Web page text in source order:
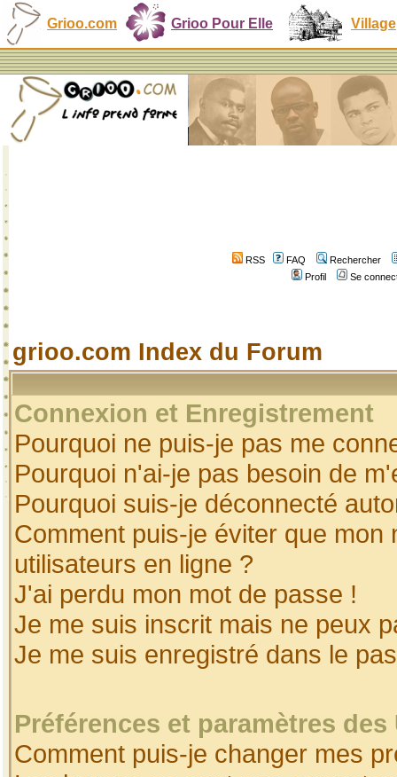
Grioo.com Grioo Pour Elle Village
RSS FAQ
Rechercher
Profil
Se
grioo.com Index du Forum
Connexion et Enregistrement
Pourquoi ne puis-je pas me
Pourquoi n'ai-je pas besoin de
Pourquoi suis-je déconnecté
Comment puis-je éviter que
utilisateurs en ligne ?
J'ai perdu mon mot de passe !
Je me suis inscrit mais ne peux
Je me suis enregistré dans le
Préférences et paramètres
Comment puis-je changer mes